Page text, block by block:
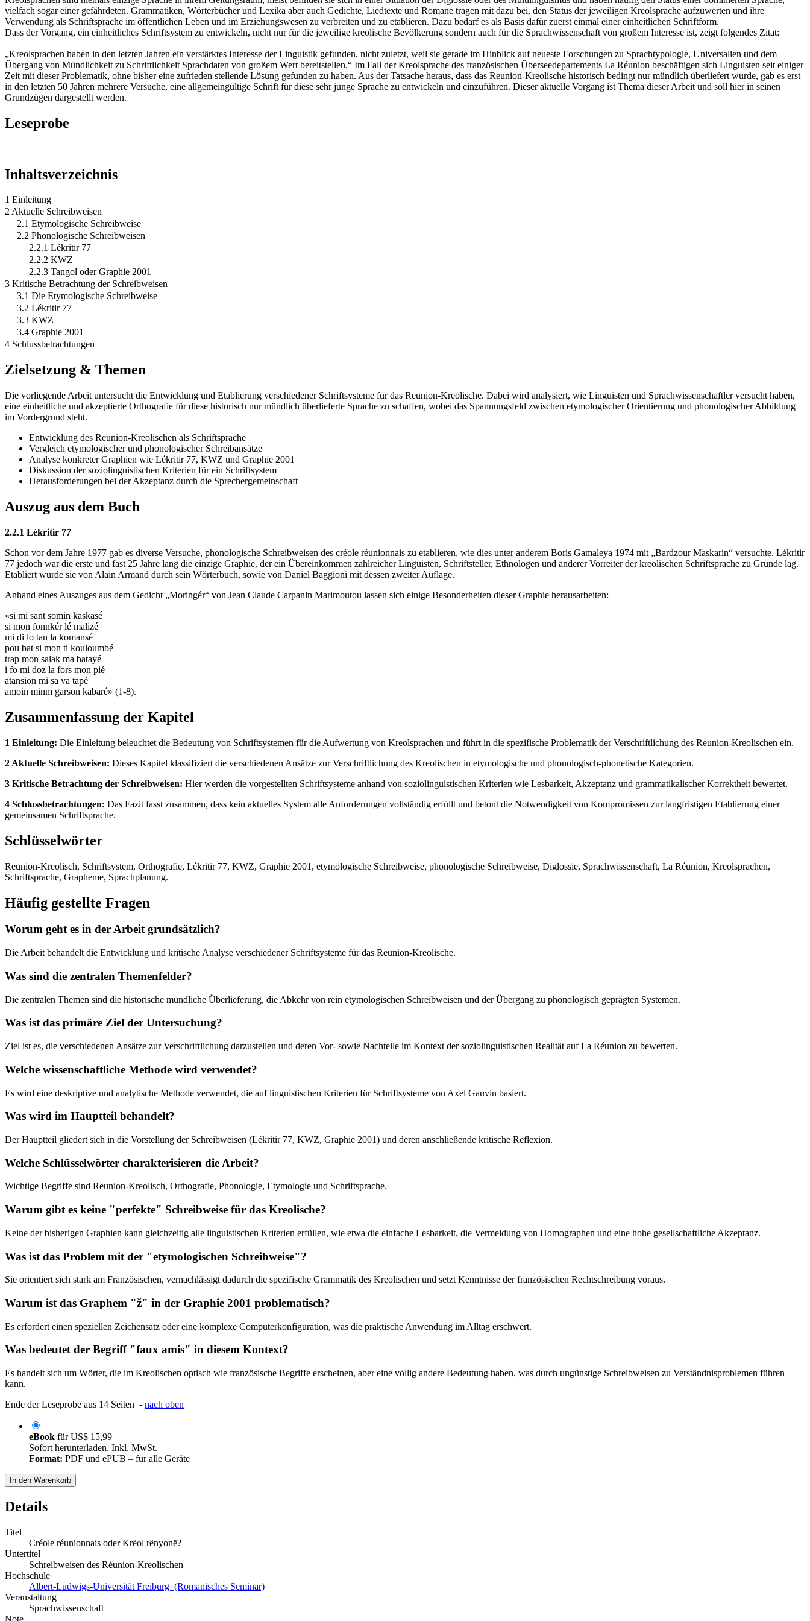
vielfach sogar einer gefährdeten. Grammatiken, Wörterbücher und Lexika aber auch Gedichte, Liedtexte und Romane tragen mit dazu bei, den Status der jeweiligen Kreolsprache aufzuwerten und ihre
Verwendung als Schriftsprache im öffentlichen Leben und im Erziehungswesen zu verbreiten und zu etablieren. Dazu bedarf es als Basis dafür zuerst einmal einer einheitlichen Schriftform.
Dass der Vorgang, ein einheitliches Schriftsystem zu entwickeln, nicht nur für die jeweilige kreolische Bevölkerung sondern auch für die Sprachwissenschaft von großem Interesse ist, zeigt folgendes Zitat:
„Kreolsprachen haben in den letzten Jahren ein verstärktes Interesse der Linguistik gefunden, nicht zuletzt, weil sie gerade im Hinblick auf neueste Forschungen zu Sprachtypologie, Universalien und dem
Übergang von Mündlichkeit zu Schriftlichkeit Sprachdaten von großem Wert bereitstellen.“ Im Fall der Kreolsprache des französischen Überseedepartements La Réunion beschäftigen sich Linguisten seit einiger
Zeit mit dieser Problematik, ohne bisher eine zufrieden stellende Lösung gefunden zu haben. Aus der Tatsache heraus, dass das Reunion-Kreolische historisch bedingt nur mündlich überliefert wurde, gab es erst
in den letzten 50 Jahren mehrere Versuche, eine allgemeingültige Schrift für diese sehr junge Sprache zu entwickeln und einzuführen. Dieser aktuelle Vorgang ist Thema dieser Arbeit und soll hier in seinen
Grundzügen dargestellt werden.
Leseprobe
Inhaltsverzeichnis
1 Einleitung
2 Aktuelle Schreibweisen
2.1 Etymologische Schreibweise
2.2 Phonologische Schreibweisen
2.2.1 Lékritir 77
2.2.2 KWZ
2.2.3 Tangol oder Graphie 2001
3 Kritische Betrachtung der Schreibweisen
3.1 Die Etymologische Schreibweise
3.2 Lékritir 77
3.3 KWZ
3.4 Graphie 2001
4 Schlussbetrachtungen
Zielsetzung & Themen
Die vorliegende Arbeit untersucht die Entwicklung und Etablierung verschiedener Schriftsysteme für das Reunion-Kreolische. Dabei wird analysiert, wie Linguisten und Sprachwissenschaftler versucht haben,
eine einheitliche und akzeptierte Orthografie für diese historisch nur mündlich überlieferte Sprache zu schaffen, wobei das Spannungsfeld zwischen etymologischer Orientierung und phonologischer Abbildung
im Vordergrund steht.
Entwicklung des Reunion-Kreolischen als Schriftsprache
Vergleich etymologischer und phonologischer Schreibansätze
Analyse konkreter Graphien wie Lékritir 77, KWZ und Graphie 2001
Diskussion der soziolinguistischen Kriterien für ein Schriftsystem
Herausforderungen bei der Akzeptanz durch die Sprechergemeinschaft
Auszug aus dem Buch
2.2.1 Lékritir 77
Schon vor dem Jahre 1977 gab es diverse Versuche, phonologische Schreibweisen des créole réunionnais zu etablieren, wie dies unter anderem Boris Gamaleya 1974 mit „Bardzour Maskarin“ versuchte. Lékritir
77 jedoch war die erste und fast 25 Jahre lang die einzige Graphie, der ein Übereinkommen zahlreicher Linguisten, Schriftsteller, Ethnologen und anderer Vorreiter der kreolischen Schriftsprache zu Grunde lag.
Etabliert wurde sie von Alain Armand durch sein Wörterbuch, sowie von Daniel Baggioni mit dessen zweiter Auflage.
Anhand eines Auszuges aus dem Gedicht „Moringér“ von Jean Claude Carpanin Marimoutou lassen sich einige Besonderheiten dieser Graphie herausarbeiten:
«si mi sant somin kaskasé
si mon fonnkér lé malizé
mi di lo tan la komansé
pou bat si mon ti kouloumbé
trap mon salak ma batayé
i fo mi doz la fors mon pié
atansion mi sa va tapé
amoin minm garson kabaré» (1-8).
Zusammenfassung der Kapitel
1 Einleitung: Die Einleitung beleuchtet die Bedeutung von Schriftsystemen für die Aufwertung von Kreolsprachen und führt in die spezifische Problematik der Verschriftlichung des Reunion-Kreolischen ein.
2 Aktuelle Schreibweisen: Dieses Kapitel klassifiziert die verschiedenen Ansätze zur Verschriftlichung des Kreolischen in etymologische und phonologisch-phonetische Kategorien.
3 Kritische Betrachtung der Schreibweisen: Hier werden die vorgestellten Schriftsysteme anhand von soziolinguistischen Kriterien wie Lesbarkeit, Akzeptanz und grammatikalischer Korrektheit bewertet.
4 Schlussbetrachtungen: Das Fazit fasst zusammen, dass kein aktuelles System alle Anforderungen vollständig erfüllt und betont die Notwendigkeit von Kompromissen zur langfristigen Etablierung einer
gemeinsamen Schriftsprache.
Schlüsselwörter
Reunion-Kreolisch, Schriftsystem, Orthografie, Lékritir 77, KWZ, Graphie 2001, etymologische Schreibweise, phonologische Schreibweise, Diglossie, Sprachwissenschaft, La Réunion, Kreolsprachen,
Schriftsprache, Grapheme, Sprachplanung.
Häufig gestellte Fragen
Worum geht es in der Arbeit grundsätzlich?
Die Arbeit behandelt die Entwicklung und kritische Analyse verschiedener Schriftsysteme für das Reunion-Kreolische.
Was sind die zentralen Themenfelder?
Die zentralen Themen sind die historische mündliche Überlieferung, die Abkehr von rein etymologischen Schreibweisen und der Übergang zu phonologisch geprägten Systemen.
Was ist das primäre Ziel der Untersuchung?
Ziel ist es, die verschiedenen Ansätze zur Verschriftlichung darzustellen und deren Vor- sowie Nachteile im Kontext der soziolinguistischen Realität auf La Réunion zu bewerten.
Welche wissenschaftliche Methode wird verwendet?
Es wird eine deskriptive und analytische Methode verwendet, die auf linguistischen Kriterien für Schriftsysteme von Axel Gauvin basiert.
Was wird im Hauptteil behandelt?
Der Hauptteil gliedert sich in die Vorstellung der Schreibweisen (Lékritir 77, KWZ, Graphie 2001) und deren anschließende kritische Reflexion.
Welche Schlüsselwörter charakterisieren die Arbeit?
Wichtige Begriffe sind Reunion-Kreolisch, Orthografie, Phonologie, Etymologie und Schriftsprache.
Warum gibt es keine "perfekte" Schreibweise für das Kreolische?
Keine der bisherigen Graphien kann gleichzeitig alle linguistischen Kriterien erfüllen, wie etwa die einfache Lesbarkeit, die Vermeidung von Homographen und eine hohe gesellschaftliche Akzeptanz.
Was ist das Problem mit der "etymologischen Schreibweise"?
Sie orientiert sich stark am Französischen, vernachlässigt dadurch die spezifische Grammatik des Kreolischen und setzt Kenntnisse der französischen Rechtschreibung voraus.
Warum ist das Graphem "ž" in der Graphie 2001 problematisch?
Es erfordert einen speziellen Zeichensatz oder eine komplexe Computerkonfiguration, was die praktische Anwendung im Alltag erschwert.
Was bedeutet der Begriff "faux amis" in diesem Kontext?
Es handelt sich um Wörter, die im Kreolischen optisch wie französische Begriffe erscheinen, aber eine völlig andere Bedeutung haben, was durch ungünstige Schreibweisen zu Verständnisproblemen führen
kann.
Ende der Leseprobe aus 14 Seiten - nach oben
eBook fürUS$ 15,99
Sofort herunterladen. Inkl. MwSt.
Format: PDF und ePUB – für alle Geräte
In den Warenkorb
Details
Titel
Créole réunionnais oder Krëol rënyonë?
Untertitel
Schreibweisen des Réunion-Kreolischen
Hochschule
Albert-Ludwigs-Universität Freiburg (Romanisches Seminar)
Veranstaltung
Sprachwissenschaft
Note